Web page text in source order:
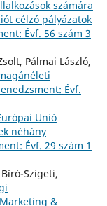
számára
célzó pályázatok
Évf. 56 szám 3
Pálmai László,
Évf.
Unió
néhány
Évf. 29 szám 1
Szigeti,
Marketing &